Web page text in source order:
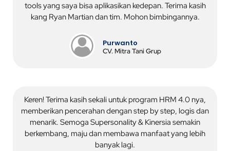
tools yang saya bisa aplikasikan kedepan. Terima kasih
kang Ryan Martian dan tim. Mohon bimbingannya.
Purwanto
CV. Mitra Tani Grup
Keren! Terima kasih sekali untuk program HRM 4.0 nya,
memberikan pencerahan dengan step by step, logis dan
menarik. Semoga Supersonality & Kinersia semakin
berkembang, maju dan membawa manfaat yang lebih
banyak lagi.